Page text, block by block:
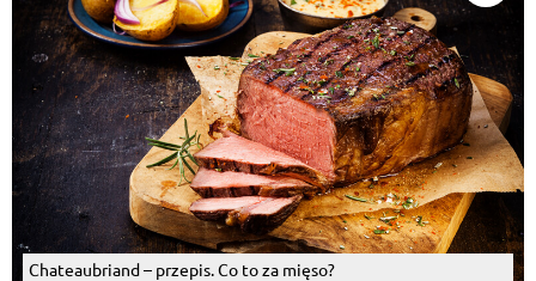
Chateaubriand – przepis. Co to za mięso?